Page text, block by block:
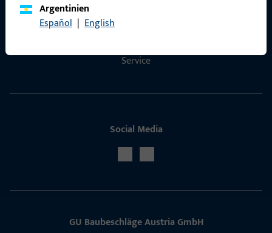
Argentinien
Español | English
Service
Social Media
GU Baubeschläge Aus­tria GmbH